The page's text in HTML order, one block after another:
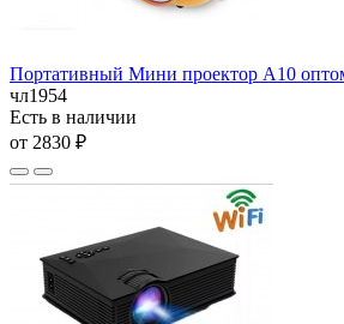
Портативный Мини проектор A10
чл1954
Есть в наличии
от 2830 ₽